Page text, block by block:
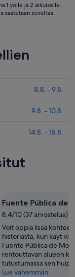
1 yölle ja 2 aikuiselle.
saatetaan soveltaa.
8.8. - 9.8.
9.8. - 10.8.
14.8. - 16.8.
Fuente Pública de
8.4/10 (37 arvostelua)
Voit oppia lisää
historiasta, kun käyt
Fuente Pública de
rentouttavan alueen
tutustumassa sen
Lue vähemmän